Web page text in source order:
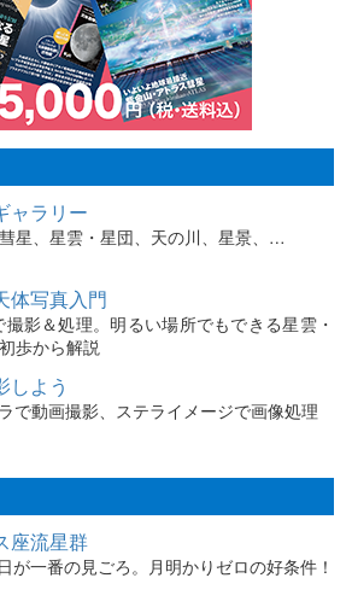
ャラリー
星、星雲・星団、天の川、星景、…
体写真入門
撮影＆処理。明るい場所でもできる星雲・
歩から解説
しよう
で動画撮影、ステライメージで画像処理
座流星群
が一番の見ごろ。月明かりゼロの好条件！